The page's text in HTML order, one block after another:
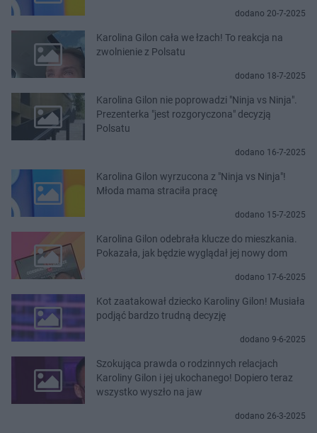
dodano 20-7-2025
Karolina Gilon cała we łzach! To reakcja na
zwolnienie z Polsatu
dodano 18-7-2025
Karolina Gilon nie poprowadzi "Ninja vs Ninja".
Prezenterka "jest rozgoryczona" decyzją
Polsatu
dodano 16-7-2025
Karolina Gilon wyrzucona z "Ninja vs Ninja"!
Młoda mama straciła pracę
dodano 15-7-2025
Karolina Gilon odebrała klucze do mieszkania.
Pokazała, jak będzie wyglądał jej nowy dom
dodano 17-6-2025
Kot zaatakował dziecko Karoliny Gilon! Musiała
podjąć bardzo trudną decyzję
dodano 9-6-2025
Szokująca prawda o rodzinnych relacjach
Karoliny Gilon i jej ukochanego! Dopiero teraz
wszystko wyszło na jaw
dodano 26-3-2025